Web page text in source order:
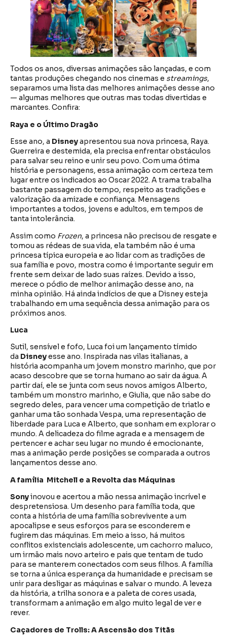
Todos os anos, diversas animações são lançadas, e com
tantas produções chegando nos cinemas e streamings,
separamos uma lista das melhores animações desse ano
— algumas melhores que outras mas todas divertidas e
marcantes. Confira:
Raya e o Último Dragão
Esse ano, a Disneyapresentou sua nova princesa, Raya.
Guerreira e destemida, ela precisa enfrentar obstáculos
para salvar seu reino e unir seu povo. Com uma ótima
história e personagens, essa animação com certeza tem
lugar entre os indicados ao Oscar 2022. A trama trabalha
bastante passagem do tempo, respeito as tradições e
valorização da amizade e confiança. Mensagens
importantes a todos, jovens e adultos, em tempos de
tanta intolerância.
Assim como Frozen, a princesa não precisou de resgate e
tomou as rédeas de sua vida, ela também não é uma
princesa típica europeia e ao lidar com as tradições de
sua família e povo, mostra como é importante seguir em
frente sem deixar de lado suas raízes. Devido a isso,
merece o pódio de melhor animação desse ano, na
minha opinião. Há ainda indícios de que a Disney esteja
trabalhando em uma sequência dessa animação para os
próximos anos.
Luca
Sutil, sensível e fofo, Luca foi um lançamento tímido
da Disneyesse ano. Inspirada nas vilas italianas, a
história acompanha um jovem monstro marinho, que por
acaso descobre que se torna humano ao sair da água. A
partir daí, ele se junta com seus novos amigos Alberto,
também um monstro marinho, e Giulia, que não sabe do
segredo deles, para vencer uma competição de triatlo e
ganhar uma tão sonhada Vespa, uma representação de
liberdade para Luca e Alberto, que sonham em explorar o
mundo. A delicadeza do filme agrada e a mensagem de
pertencer e achar seu lugar no mundo é emocionante,
mas a animação perde posições se comparada a outros
lançamentos desse ano.
A família Mitchell e a Revolta das Máquinas
Sonyinovou e acertou a mão nessa animação incrível e
despretensiosa. Um desenho para família toda, que
conta a história de uma família sobrevivente a um
apocalipse e seus esforços para se esconderem e
fugirem das máquinas. Em meio a isso, há muitos
conflitos existenciais adolescente, um cachorro maluco,
um irmão mais novo arteiro e pais que tentam de tudo
para se manterem conectados com seus filhos. A família
se torna a única esperança da humanidade e precisam se
unir para desligar as máquinas e salvar o mundo. A leveza
da história, a trilha sonora e a paleta de cores usada,
transformam a animação em algo muito legal de ver e
rever.
Caçadores de Trolls: A Ascensão dos Titãs